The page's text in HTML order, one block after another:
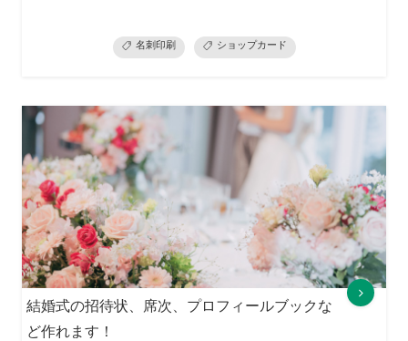
名刺印刷 ショップカード
結婚式の招待状、席次、プロフィールブックな
ど作れます！